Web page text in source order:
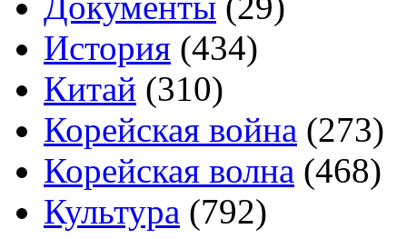
История (434)
Китай (310)
Корейская война (273)
Корейская волна (468)
Культура (792)